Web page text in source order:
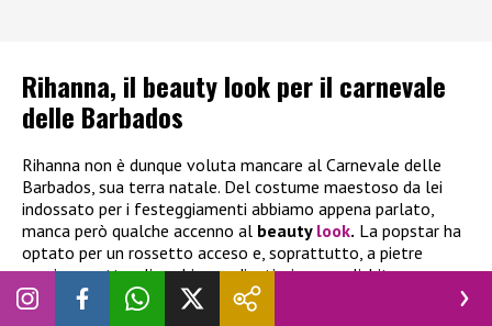
Rihanna, il beauty look per il carnevale
delle Barbados
Rihanna non è dunque voluta mancare al Carnevale delle
Barbados, sua terra natale. Del costume maestoso da lei
indossato per i festeggiamenti abbiamo appena parlato,
manca però qualche accenno al beauty look. La popstar ha
optato per un rossetto acceso e, soprattutto, a pietre
preziose sotto gli occhi, coordinatissime con l’abito.